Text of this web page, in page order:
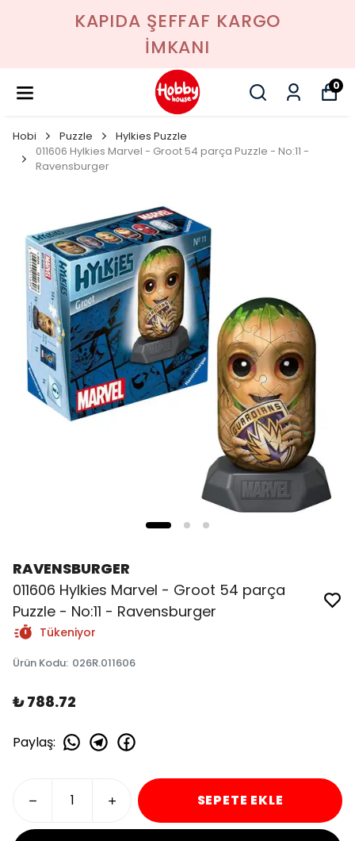
KAPIDA ŞEFFAF KARGO
İMKANI
0
Hobi Puzzle
Hylkies Puzzle
011606 Hylkies Marvel - Groot 54 parça Puzzle - No:11 -
Ravensburger
RAVENSBURGER
011606 Hylkies Marvel - Groot 54 parça
Puzzle - No:11 - Ravensburger
Tükeniyor
Ürün Kodu: 026R.011606
₺ 788.72
Paylaş:
SEPETE EKLE